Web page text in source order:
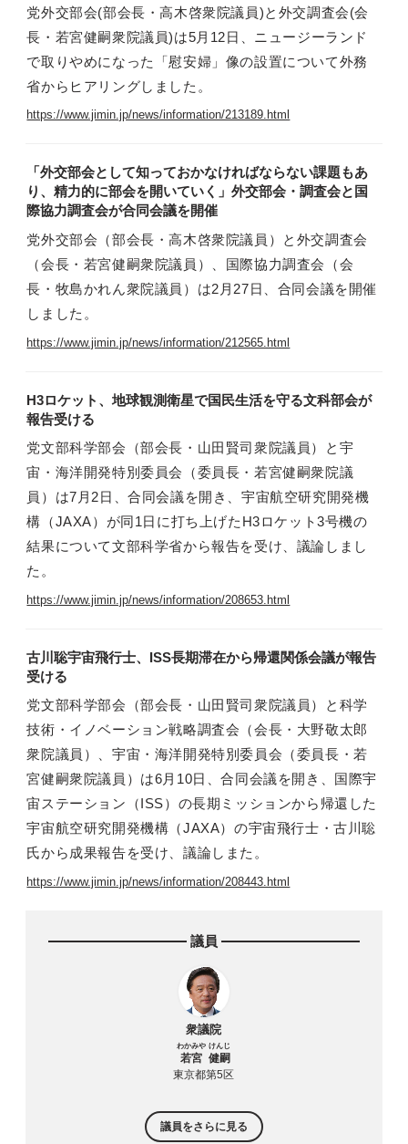
党外交部会(部会長・高木啓衆院議員)と外交調査会(会
長・若宮健嗣衆院議員)は5月12日、ニュージーランド
で取りやめになった「慰安婦」像の設置について外務
省からヒアリングしました。
https://www.jimin.jp/news/information/213189.html
「外交部会として知っておかなければならない課題もあ
り、精力的に部会を開いていく」外交部会・調査会と国
際協力調査会が合同会議を開催
党外交部会（部会長・高木啓衆院議員）と外交調査会
（会長・若宮健嗣衆院議員）、国際協力調査会（会
長・牧島かれん衆院議員）は2月27日、合同会議を開催
しました。
https://www.jimin.jp/news/information/212565.html
H3ロケット、地球観測衛星で国民生活を守る文科部会が
報告受ける
党文部科学部会（部会長・山田賢司衆院議員）と宇
宙・海洋開発特別委員会（委員長・若宮健嗣衆院議
員）は7月2日、合同会議を開き、宇宙航空研究開発機
構（JAXA）が同1日に打ち上げたH3ロケット3号機の
結果について文部科学省から報告を受け、議論しまし
た。
https://www.jimin.jp/news/information/208653.html
古川聡宇宙飛行士、ISS長期滞在から帰還関係会議が報告
受ける
党文部科学部会（部会長・山田賢司衆院議員）と科学
技術・イノベーション戦略調査会（会長・大野敬太郎
衆院議員）、宇宙・海洋開発特別委員会（委員長・若
宮健嗣衆院議員）は6月10日、合同会議を開き、国際宇
宙ステーション（ISS）の長期ミッションから帰還した
宇宙航空研究開発機構（JAXA）の宇宙飛行士・古川聡
氏から成果報告を受け、議論しまた。
https://www.jimin.jp/news/information/208443.html
議員
衆議院
若宮 健嗣
東京都第5区
議員をさらに見る